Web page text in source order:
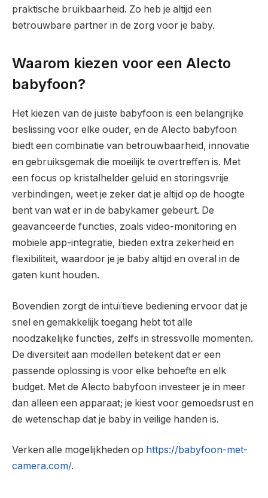
praktische bruikbaarheid. Zo heb je altijd een
betrouwbare partner in de zorg voor je baby.
Waarom kiezen voor een Alecto
babyfoon?
Het kiezen van de juiste babyfoon is een belangrijke
beslissing voor elke ouder, en de Alecto babyfoon
biedt een combinatie van betrouwbaarheid, innovatie
en gebruiksgemak die moeilijk te overtreffen is. Met
een focus op kristalhelder geluid en storingsvrije
verbindingen, weet je zeker dat je altijd op de hoogte
bent van wat er in de babykamer gebeurt. De
geavanceerde functies, zoals video-monitoring en
mobiele app-integratie, bieden extra zekerheid en
flexibiliteit, waardoor je je baby altijd en overal in de
gaten kunt houden.
Bovendien zorgt de intuïtieve bediening ervoor dat je
snel en gemakkelijk toegang hebt tot alle
noodzakelijke functies, zelfs in stressvolle momenten.
De diversiteit aan modellen betekent dat er een
passende oplossing is voor elke behoefte en elk
budget. Met de Alecto babyfoon investeer je in meer
dan alleen een apparaat; je kiest voor gemoedsrust en
de wetenschap dat je baby in veilige handen is.
Verken alle mogelijkheden op https://babyfoon-met-
camera.com/.